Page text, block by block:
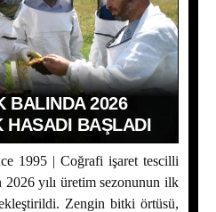
BALINDA 2026
HASADI BAŞLADI
1995 | Coğrafi işaret tescilli
2026 yılı üretim sezonunun ilk
Zengin bitki örtüsü,
Sezonunun İlk Hasadı